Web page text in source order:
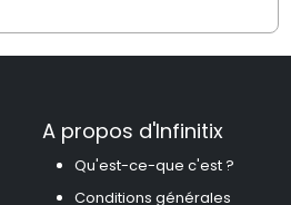
A propos d'Infinitix
Qu'est-ce-que c'est ?
Conditions générales